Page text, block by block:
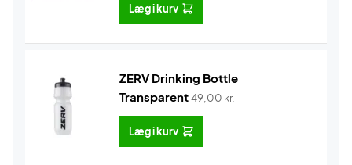
Læg i kurv
ZERV Drinking Bottle
Transparent49,00 kr.
Læg i kurv